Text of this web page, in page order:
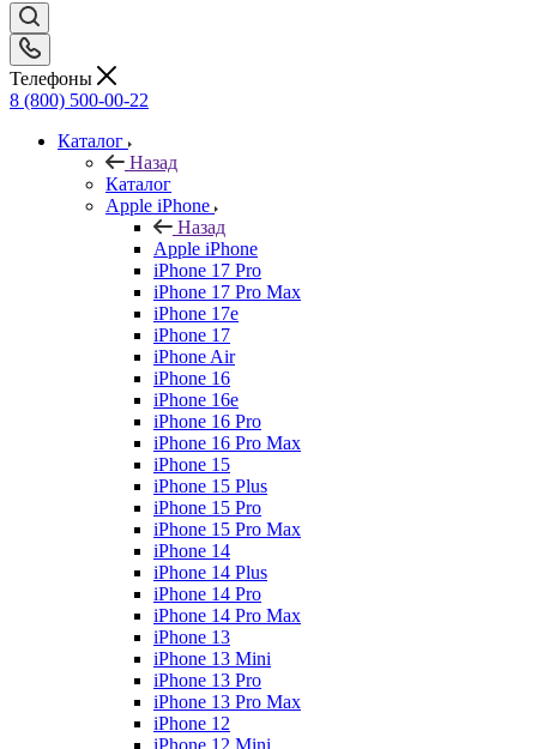
Телефоны
8 (800) 500-00-22
Каталог
Назад
Каталог
Apple iPhone
Назад
Apple iPhone
iPhone 17 Pro
iPhone 17 Pro Max
iPhone 17e
iPhone 17
iPhone Air
iPhone 16
iPhone 16e
iPhone 16 Pro
iPhone 16 Pro Max
iPhone 15
iPhone 15 Plus
iPhone 15 Pro
iPhone 15 Pro Max
iPhone 14
iPhone 14 Plus
iPhone 14 Pro
iPhone 14 Pro Max
iPhone 13
iPhone 13 Mini
iPhone 13 Pro
iPhone 13 Pro Max
iPhone 12
iPhone 12 Mini